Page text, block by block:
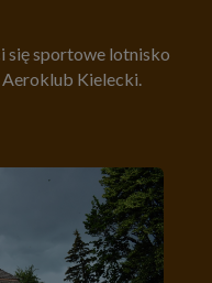
się sportowe lotnisko
Kielecki.